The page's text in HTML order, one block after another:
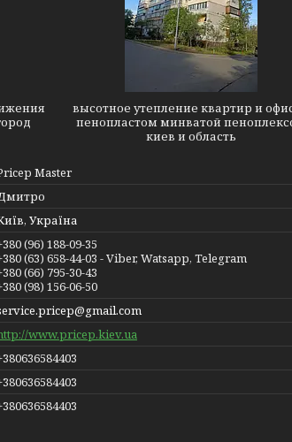
высотное утепление квартир и
пенопластом минватой
киев и область
Master
Україна
(96) 188-09-35
(63) 658-44-03
Viber, Watsapp, Telegram
(66) 795-30-43
(98) 156-06-50
www.pricep.kiev.ua